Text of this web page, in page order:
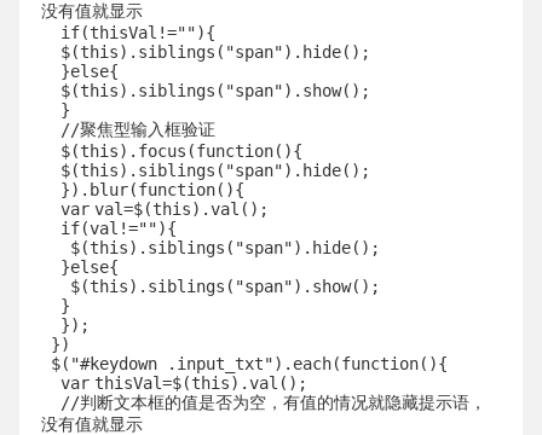
没有值就显示
if(thisVal!=""){
$(this).siblings( "span").hide();
}else{
$(this).siblings( "span").show();
}
//聚焦型输入框验证
$(this).focus(function(){
$(this).siblings( "span").hide();
}).blur(function(){
var val=$(this).val();
if(val!=""){
$(this).siblings( "span").hide();
}else{
$(this).siblings( "span").show();
}
});
})
$( "#keydown .input_txt").each(function(){
var thisVal=$(this).val();
//判断文本框的值是否为空，有值的情况就隐藏提示语，
没有值就显示